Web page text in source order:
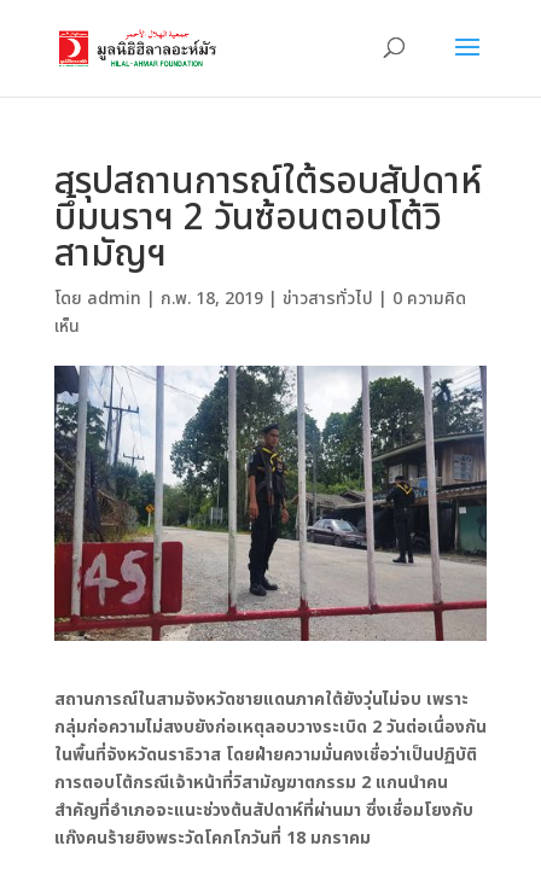
สรุปสถานการณ์ใต้รอบสัปดาห์
บึ้มนราฯ 2 วันซ้อนตอบโต้วิ
สามัญฯ
โดย admin | ก.พ. 18, 2019| ข่าวสารทั่วไป | 0 ความคิด
เห็น
สถานการณ์ในสามจังหวัดชายแดนภาคใต้ยังวุ่นไม่จบ เพราะ
กลุ่มก่อความไม่สงบยังก่อเหตุลอบวางระเบิด 2 วันต่อเนื่องกัน
ในพื้นที่จังหวัดนราธิวาส โดยฝ่ายความมั่นคงเชื่อว่าเป็นปฏิบัติ
การตอบโต้กรณีเจ้าหน้าที่วิสามัญฆาตกรรม 2 แกนนำคน
สำคัญที่อำเภอจะแนะช่วงต้นสัปดาห์ที่ผ่านมา ซึ่งเชื่อมโยงกับ
แก๊งคนร้ายยิงพระวัดโคกโกวันที่ 18 มกราคม